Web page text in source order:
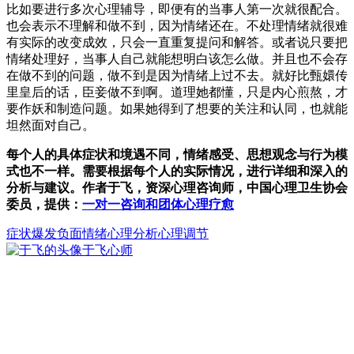
比如要进行多次心理辅导，即便有的当事人第一次就很配合。
也会表示不理解和做不到，因为情绪还在。不处理情绪就很难
有实际的改变成效，只会一直重复提问和解答。或者说只要把
情绪处理好，当事人自己就能想明白该怎么做。并且也不会存
在做不到的问题，做不到是因为情绪上过不去。就好比甄嬛传
里皇后的话，臣妾做不到啊。道理她都懂，只是内心煎熬，才
要作妖和制造问题。如果她得到了想要的关注和认同，也就能
坦然面对自己。
每个人的具体症状和境遇不同，情绪感受、思想观念与行为模
式也不一样。需要根据每个人的实际情况，进行详细和深入的
分析与建议。作者于飞，资深心理咨询师，中国心理卫生协会
委员，提供： 一对一咨询和团体心理疗愈
症状爆发负面情绪心理分析心理调节
于飞心师